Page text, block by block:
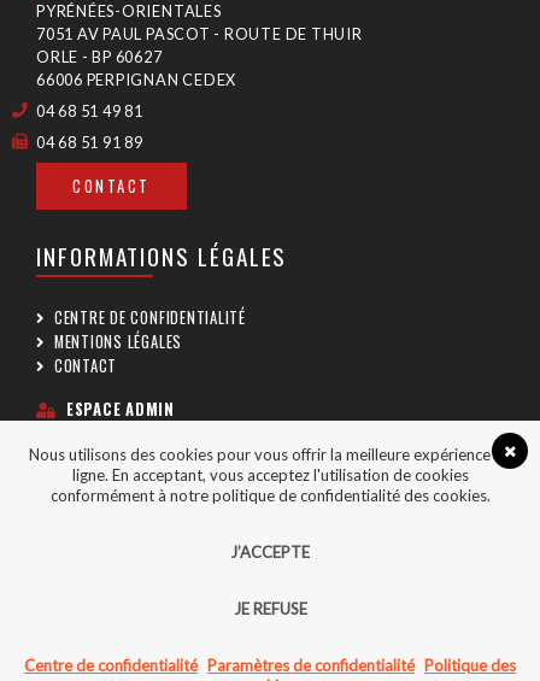
PYRÉNÉES-ORIENTALES
7051 AV PAUL PASCOT - ROUTE DE THUIR
ORLE - BP 60627
66006 PERPIGNAN CEDEX
04 68 51 49 81
04 68 51 91 89
CONTACT
INFORMATIONS LÉGALES
CENTRE DE CONFIDENTIALITÉ
MENTIONS LÉGALES
CONTACT
ESPACE ADMIN
SUIVEZ-NOUS
CRÉÉ AVEC PASSION PARAGENCE POINT COM
Nous utilisons des cookies pour vous offrir la meilleure expérience en
ligne. En acceptant, vous acceptez l'utilisation de cookies
conformément à notre politique de confidentialité des cookies.
J’ACCEPTE
JE REFUSE
Centre de confidentialité Paramètres de confidentialité Politique des